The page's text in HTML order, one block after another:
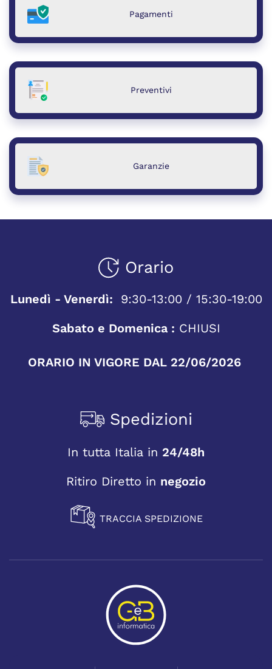
Pagamenti
Preventivi
Garanzie
Orario
Lunedì - Venerdì:
9:30-13:00 / 15:30-19:00
Sabato e Domenica : CHIUSI
ORARIO IN VIGORE DAL 22/06/2026
Spedizioni
In tutta Italia in 24/48h
Ritiro Diretto in negozio
TRACCIA SPEDIZIONE